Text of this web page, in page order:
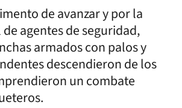
de avanzar y por la
agentes de seguridad,
armados con palos y
descendieron de los
un combate